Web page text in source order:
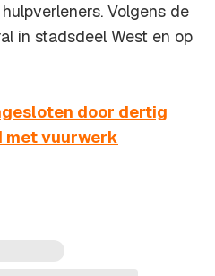
Volgens de
in stadsdeel West en op
door dertig
met vuurwerk